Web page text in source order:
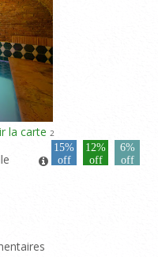
la carte 2
15%
off
12%
off
6%
off